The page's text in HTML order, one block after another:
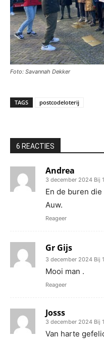
Foto: Savannah Dekker
TAGS postcodeloterij
6 REACTIES
Andrea
3 december 2024 Bij
En de buren
Auw.
Reageer
Gr Gijs
3 december 2024 Bij
Mooi man .
Reageer
Josss
3 december 2024 Bij
Van harte